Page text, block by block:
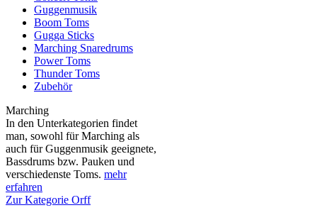
Guggenmusik
Boom Toms
Gugga Sticks
Marching Snaredrums
Power Toms
Thunder Toms
Zubehör
Marching
In den Unterkategorien findet
man, sowohl für Marching als
auch für Guggenmusik geeignete,
Bassdrums bzw. Pauken und
verschiedenste Toms. mehr
erfahren
Zur Kategorie Orff